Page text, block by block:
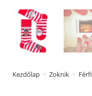
Kezdőlap > Zoknik >